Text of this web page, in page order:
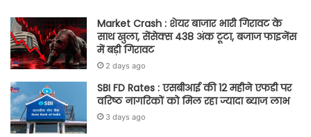
Market Crash : शेयर बाजार भारी गिरावट के
साथ खुला, सेंसेक्स 438 अंक टूटा, बजाज फाइनेंस
में बड़ी गिरावट
2 days ago
SBI FD Rates : एसबीआई की 12 महीने एफडी पर
वरिष्ठ नागरिकों को मिल रहा ज्यादा ब्याज लाभ
3 days ago